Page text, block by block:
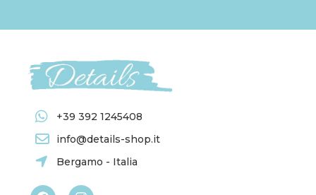
+39 392 1245408
info@details-shop.it
Bergamo - Italia